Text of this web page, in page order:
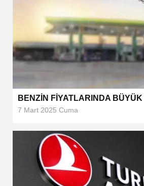
BENZİN FİYATLARINDA BÜYÜK
7 Mart 2025 Cuma